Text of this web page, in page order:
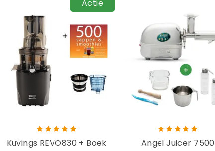
Actie
Kuvings REVO830 + Boek Angel Juicer 7500